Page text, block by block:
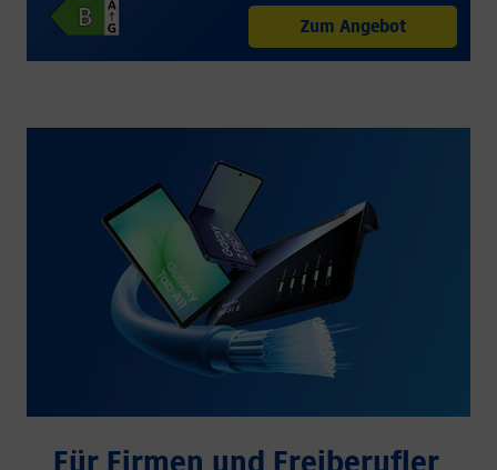
Zum Angebot
Für Firmen und Freiberufler